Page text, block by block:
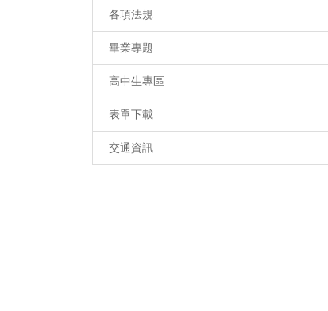
各項法規
畢業專題
高中生專區
表單下載
交通資訊